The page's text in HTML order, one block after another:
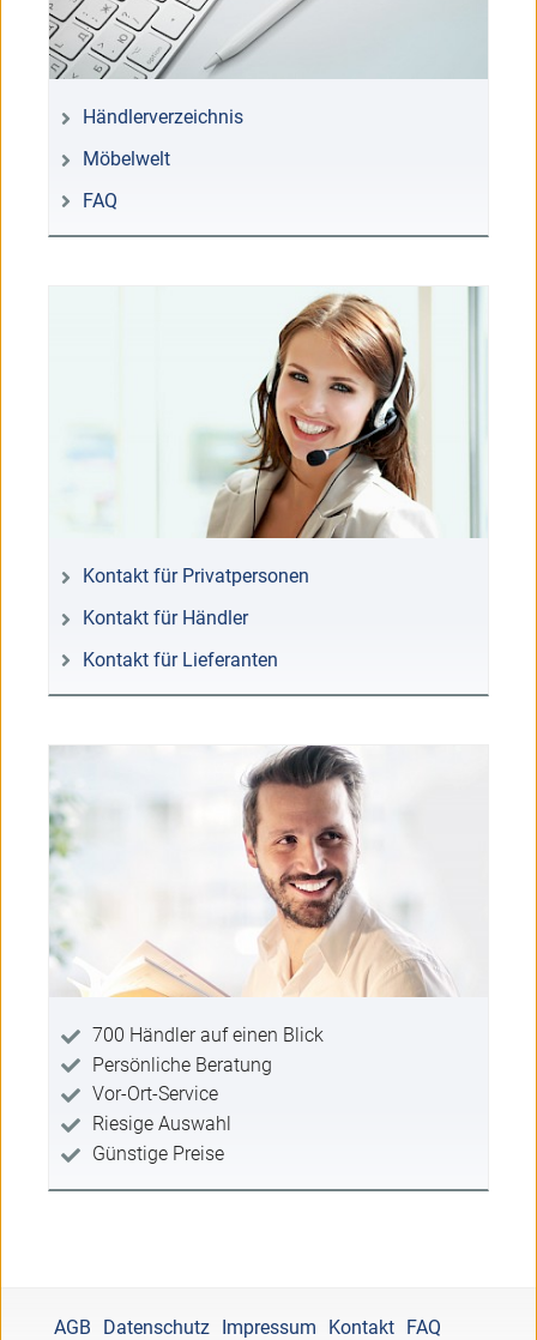
Händlerverzeichnis
Möbelwelt
FAQ
Kontakt für Privatpersonen
Kontakt für Händler
Kontakt für Lieferanten
700 Händler auf einen Blick
Persönliche Beratung
Vor-Ort-Service
Riesige Auswahl
Günstige Preise
AGB Datenschutz Impressum Kontakt FAQ